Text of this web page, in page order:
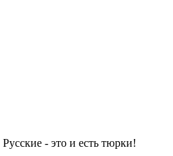
Русские - это и есть тюрки!